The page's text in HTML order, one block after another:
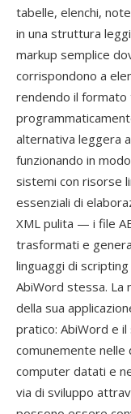
tabelle, elenchi,
in una struttura
markup semplice
corrispondono a
rendendo il formato
alternativa leggera
funzionando in
sistemi con risorse
essenziali di
XML pulita — i file
trasformati e
linguaggi di
AbiWord stessa. La
della sua
pratico: AbiWord e
comunemente nelle
computer datati e
via di sviluppo